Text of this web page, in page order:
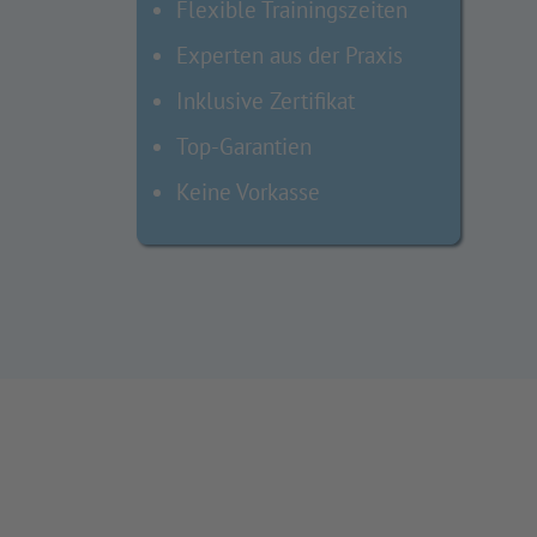
Flexible Trainingszeiten
Experten aus der Praxis
Inklusive Zertifikat
Top-Garantien
Keine Vorkasse